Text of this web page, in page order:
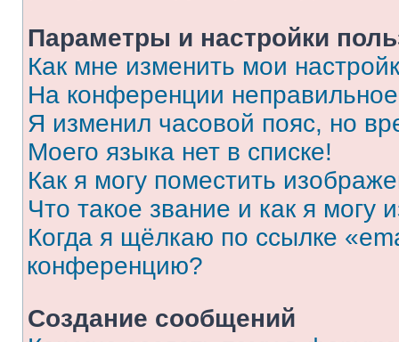
Параметры и настройки
Как мне изменить мои
На конференции
Я изменил часовой пояс, но
Моего языка нет в списке!
Как я могу поместить
Что такое звание и как я могу
Когда я щёлкаю по ссылке
конференцию?
Создание сообщений